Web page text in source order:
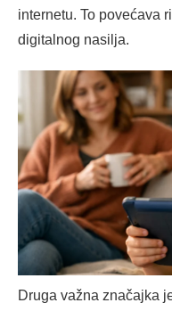
internetu. To povećava
digitalnog nasilja.
Druga važna značajka